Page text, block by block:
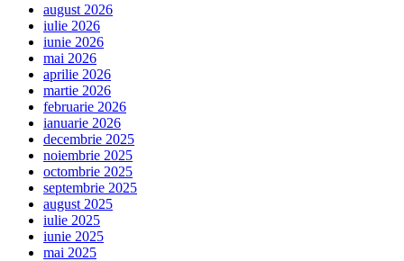
august 2026
iulie 2026
iunie 2026
mai 2026
aprilie 2026
martie 2026
februarie 2026
ianuarie 2026
decembrie 2025
noiembrie 2025
octombrie 2025
septembrie 2025
august 2025
iulie 2025
iunie 2025
mai 2025